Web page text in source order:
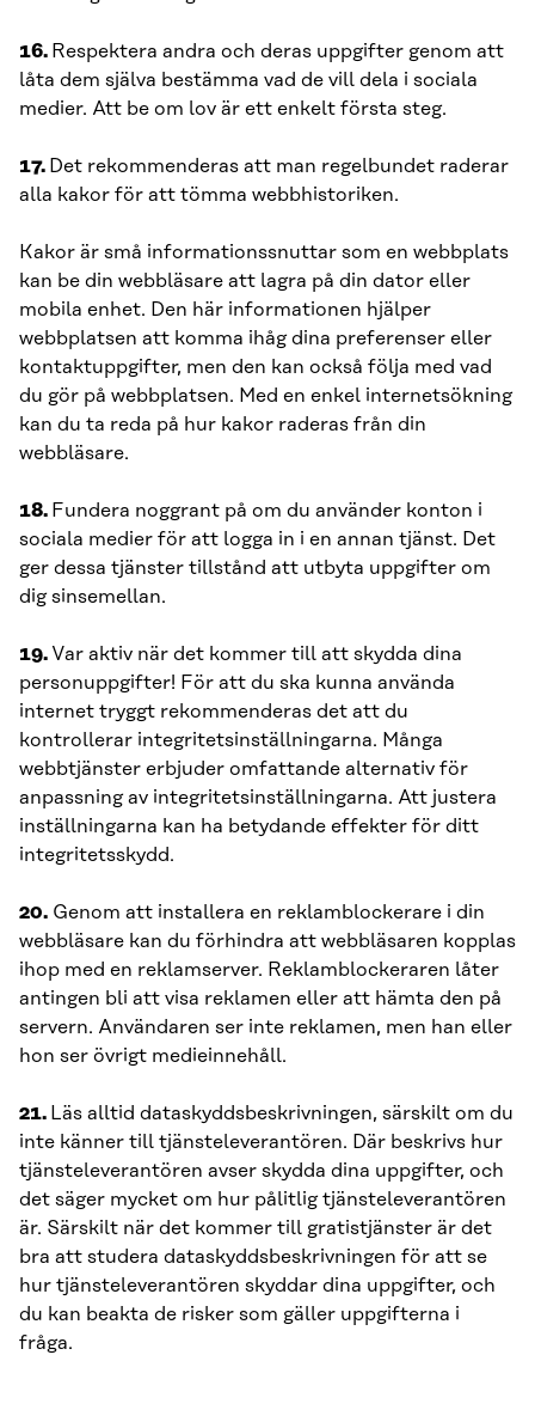
16. Respektera andra och deras uppgifter genom att
låta dem själva bestämma vad de vill dela i sociala
medier. Att be om lov är ett enkelt första steg.
17. Det rekommenderas att man regelbundet raderar
alla kakor för att tömma webbhistoriken.
Kakor är små informationssnuttar som en webbplats
kan be din webbläsare att lagra på din dator eller
mobila enhet. Den här informationen hjälper
webbplatsen att komma ihåg dina preferenser eller
kontaktuppgifter, men den kan också följa med vad
du gör på webbplatsen. Med en enkel internetsökning
kan du ta reda på hur kakor raderas från din
webbläsare.
18. Fundera noggrant på om du använder konton i
sociala medier för att logga in i en annan tjänst. Det
ger dessa tjänster tillstånd att utbyta uppgifter om
dig sinsemellan.
19. Var aktiv när det kommer till att skydda dina
personuppgifter! För att du ska kunna använda
internet tryggt rekommenderas det att du
kontrollerar integritetsinställningarna. Många
webbtjänster erbjuder omfattande alternativ för
anpassning av integritetsinställningarna. Att justera
inställningarna kan ha betydande effekter för ditt
integritetsskydd.
20. Genom att installera en reklamblockerare i din
webbläsare kan du förhindra att webbläsaren kopplas
ihop med en reklamserver. Reklamblockeraren låter
antingen bli att visa reklamen eller att hämta den på
servern. Användaren ser inte reklamen, men han eller
hon ser övrigt medieinnehåll.
21. Läs alltid dataskyddsbeskrivningen, särskilt om du
inte känner till tjänsteleverantören. Där beskrivs hur
tjänsteleverantören avser skydda dina uppgifter, och
det säger mycket om hur pålitlig tjänsteleverantören
är. Särskilt när det kommer till gratistjänster är det
bra att studera dataskyddsbeskrivningen för att se
hur tjänsteleverantören skyddar dina uppgifter, och
du kan beakta de risker som gäller uppgifterna i
fråga.